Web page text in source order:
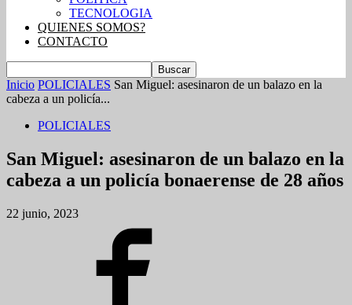
TECNOLOGIA
QUIENES SOMOS?
CONTACTO
Inicio POLICIALES San Miguel: asesinaron de un balazo en la
cabeza a un policía...
POLICIALES
San Miguel: asesinaron de un balazo en la
cabeza a un policía bonaerense de 28 años
22 junio, 2023